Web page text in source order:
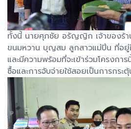
ทั้งนี้ นายศุภชัย อรัญญิก เจ้าของร้า
ขนมหวาน บุญสม ลูกสาวแม่ปิ่น ที่อยู่
และมีความพร้อมที่จะเข้าร่วมโครงกา
ซื้อและการจับจ่ายใช้สอยเป็นการกระ